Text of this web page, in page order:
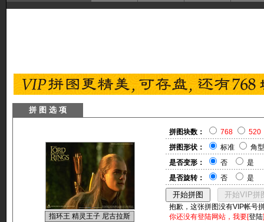
拼 图 选 项
指环王 精灵王子 尼古拉斯
拼图块数： 768
520
拼图形状：
标准
角型
是否变形：
否
是
是否旋转：
否 是
抱歉，这张拼图没有VIP帐号
你还没有登陆网站，我要[登陆